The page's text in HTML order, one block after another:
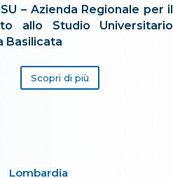
– Azienda Regionale per il
allo Studio Universitario
Basilicata
Scopri di più
Lombardia